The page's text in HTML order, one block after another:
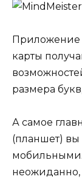
Приложение
карты
размера
А самое
(планшет) вы
мобильными.
неожиданно,